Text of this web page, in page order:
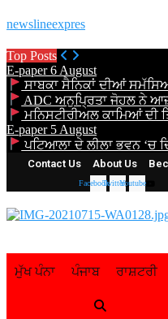
newslineexpres
Top Posts
E-paper 6 August
ਸਾਬਕਾ ਸੈਨਿਕਾਂ ਦੀਆਂ
ADC ਅਨੁਪ੍ਰਿਤਾ ਜੋਹਲ ਨੇ
ਮਨਿਸਟੀਰੀਅਲ ਕਾਮਿਆਂ ਦੀ
E-paper 5 August
ਪਟਿਆਲਾ ਦੇ ਲੀਲਾ ਭਵਨ ‘ਚ
Contact Us About Us
FacebookTwitterYoutube
ਮੁੱਖ ਪੰਨਾ ਪੰਜਾਬ ਰਾਸ਼ਟਰੀ